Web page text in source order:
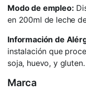
Modo de empleo:
en 200ml de leche
Información de
instalación que
soja, huevo, y gluten.
Marca